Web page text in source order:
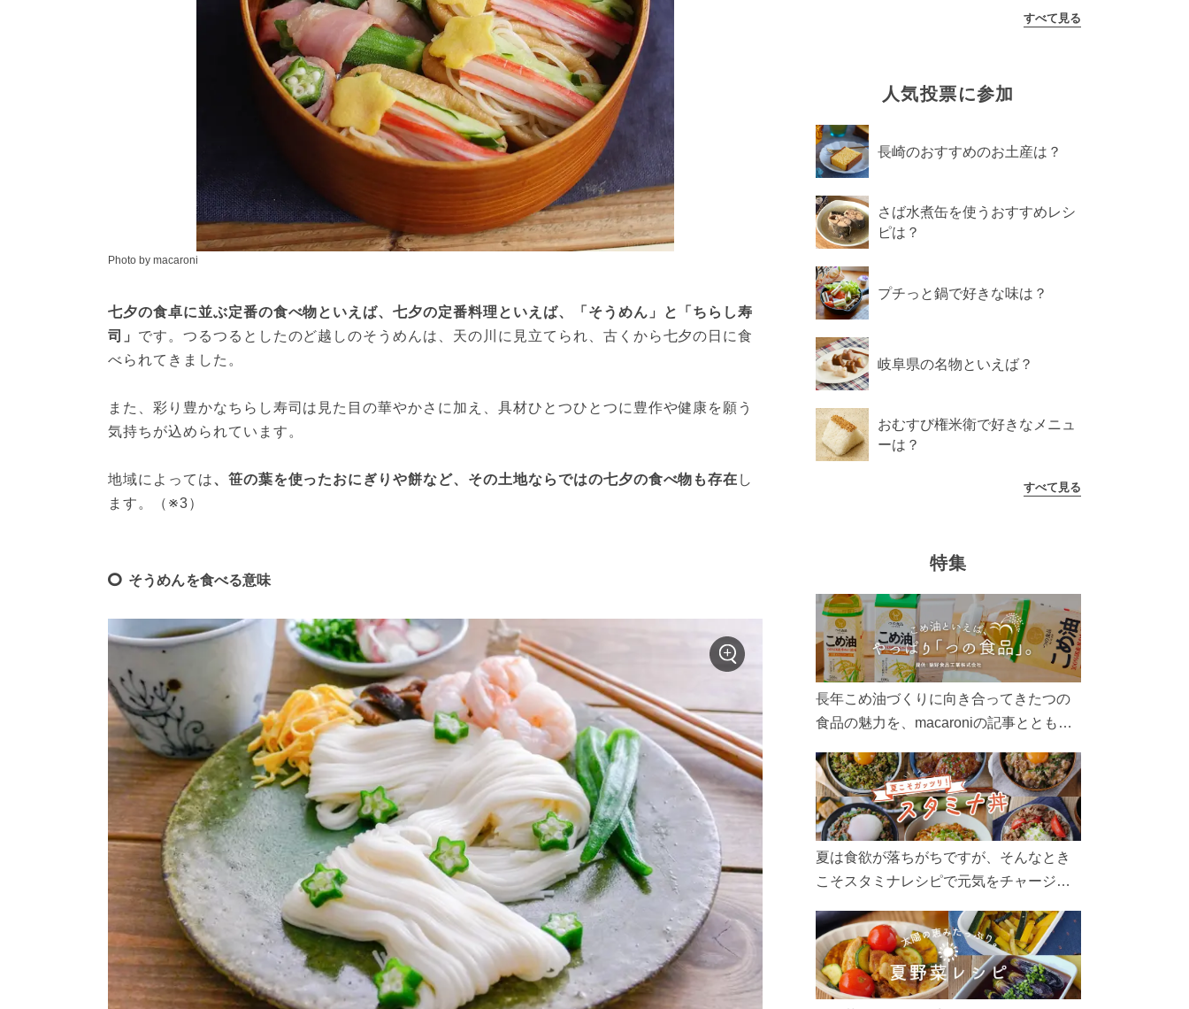
Photo by macaroni
七夕の食卓に並ぶ定番の食べ物といえば、七夕の定番料理といえば、「そうめん」と「ちらし寿
司」 です。つるつるとしたのど越しのそうめんは、天の川に見立てられ、古くから七夕の日に食
べられてきました。
また、彩り豊かなちらし寿司は見た目の華やかさに加え、具材ひとつひとつに豊作や健康を願う
気持ちが込められています。
地域によっては、笹の葉を使ったおにぎりや餅など、その土地ならではの七夕の食べ物も存在 し
ます。（※3）
そうめんを食べる意味
すべて見る
人気投票に参加
長崎のおすすめのお土産は？
さば水煮缶を使うおすすめレシ
ピは？
プチっと鍋で好きな味は？
岐阜県の名物といえば？
おむすび権米衛で好きなメニュ
ーは？
すべて見る
特集
長年こめ油づくりに向き合ってきたつの
食品の魅力を、macaroniの記事とともに
ん、製造現場や品質へのこだわりまで。
こめ油をもっと好きになるコンテンツを
ぜひお楽しみください。
夏は食欲が落ちがちですが、そんなとき
こそスタミナレシピで元気をチャージ！
リ食べて、夏バテを吹き飛ばしましょ
う！